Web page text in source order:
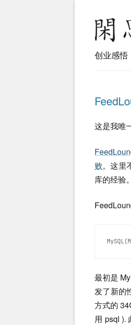
创业感悟
这是我唯
败。这里
库的经验。
最初是
发了新的
方式的
用 psql ).